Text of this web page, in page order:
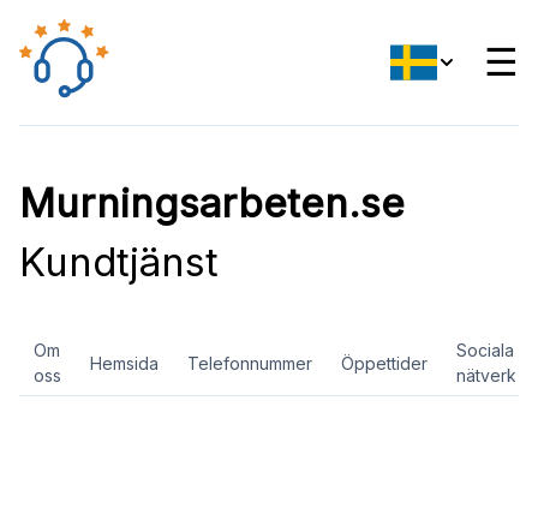
☰
Murningsarbeten.se
Kundtjänst
Om
oss
Hemsida Telefonnummer Öppettider
Sociala
nätverk